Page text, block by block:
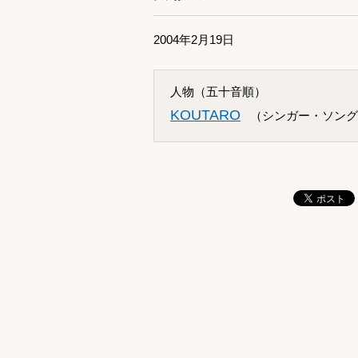
2004年2月19日
人物（五十音順）
KOUTARO （シンガー・ソン